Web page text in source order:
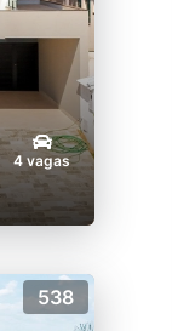
4 vagas
538